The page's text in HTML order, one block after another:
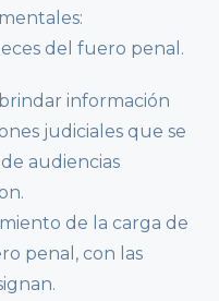
del fuero penal.
información
judiciales que se
audiencias
de la carga de
penal, con las